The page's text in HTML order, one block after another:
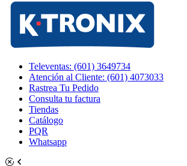
Televentas: (601) 3649734
Atención al Cliente: (601) 4073033
Rastrea Tu Pedido
Consulta tu factura
Tiendas
Catálogo
PQR
Whatsapp